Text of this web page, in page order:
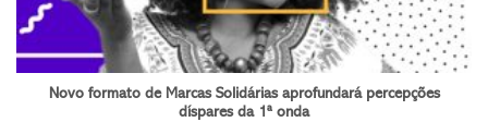
Novo formato de Marcas Solidárias aprofundará percepções
díspares da 1ª onda